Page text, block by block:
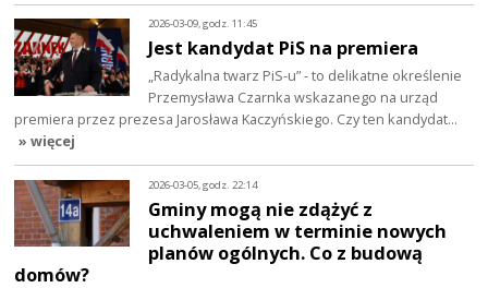
2026-03-09, godz. 11:45
Jest kandydat PiS na premiera
„Radykalna twarz PiS-u” - to delikatne określenie
Przemysława Czarnka wskazanego na urząd
premiera przez prezesa Jarosława Kaczyńskiego. Czy ten kandydat…
» więcej
2026-03-05, godz. 22:14
Gminy mogą nie zdążyć z
uchwaleniem w terminie nowych
planów ogólnych. Co z budową
domów?